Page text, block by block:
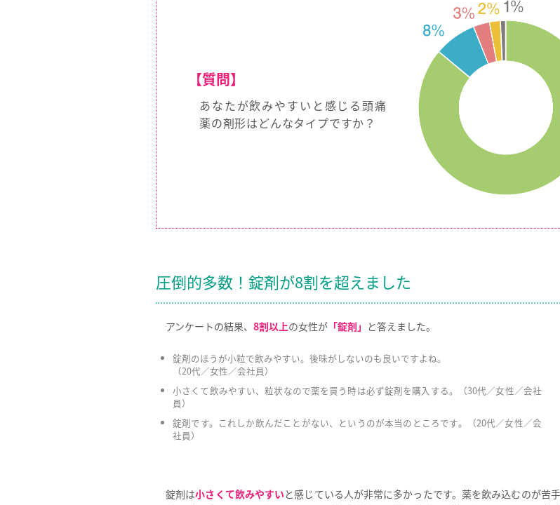
【質問】
あなたが飲みやすいと感じる頭痛
薬の剤形はどんなタイプですか？
圧倒的多数！錠剤が8割を超えました
アンケートの結果、 8割以上の女性が 「錠剤」 と答えました。
錠剤のほうが小粒で飲みやすい。後味がしないのも良いですよね。
（20代／女性／会社員）
小さくて飲みやすい、粒状なので薬を買う時は必ず錠剤を購入する。（30代／女性／会社
員）
錠剤です。これしか飲んだことがない、というのが本当のところです。（20代／女性／会
社員）
錠剤は小さくて飲みやすい と感じている人が非常に多かったです。薬を飲み込むのが苦